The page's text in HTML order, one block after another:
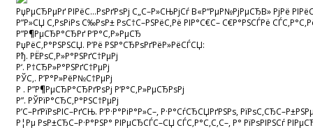
РџРµСЂРµРґ РІРёС…РѕРґРѕРј С„С–Р»СЊРјСѓ В«Р“РµР№РјРµСЂВ» РјРё
Р”Р»СЏ С‚РѕРіРѕ С‰РѕР± РѕС†С–РЅРёС‚Рё РІР°С€С– С€Р°РЅСЃРё
Р”Р¶РµСЂР°СЂРґ Р‘Р°С‚Р»РµСЂ
РџРёС‚Р°РЅРЅСЏ. Р’Рё РЅР°СЂРѕРґРёР»РёСЃСЏ:
Рђ. РЁРѕС‚Р»Р°РЅРґС†РµРј
Р‘. Р†СЂР»Р°РЅРґС†РµРј
РЎС‚. Р’Р°Р»РёР№С†РµРј
Р . Р”Р¶РµСЂР°СЂРґРѕРј Р‘Р°С‚Р»РµСЂРѕРј
Р”. РЎРїР°СЂС‚Р°РЅС†РµРј
Р’С–РґРїРѕРІС–РґСЊ. Р’Р·Р°РіР°Р»С–, Р·Р°СѓСЂСЏРґРЅРѕ,
Р¦Рµ РѕР±СЂС–Р·Р°РЅР° РІРµСЂСЃС–СЏ СЃС‚Р°С‚С‚С–, Р° РїРѕРІРЅСѓ